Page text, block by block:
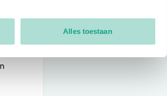
Alles toestaan